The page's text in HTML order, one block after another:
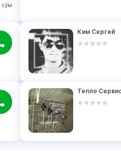
сўм
Ким Сергей
Тепло